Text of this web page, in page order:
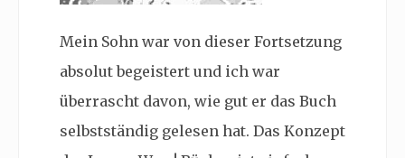
Mein Sohn war von dieser Fortsetzung
absolut begeistert und ich war
überrascht davon, wie gut er das Buch
selbstständig gelesen hat. Das Konzept